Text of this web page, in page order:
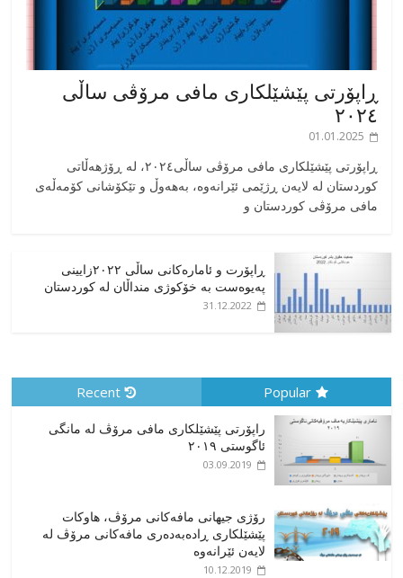
ڕاپۆرتی پێشێلکاری مافی مرۆڤی ساڵی
٢٠٢٤
01.01.2025
‎ڕاپۆرتی پێشێلکاری مافی مرۆڤی ساڵی٢٠٢٤، له ڕۆژهەڵاتی
کوردستان له لایەن ڕژێمی ئێرانەوە، بە‎هەوڵ و تێکۆشانی کۆمەڵەی
مافی مرۆڤی کوردستان و
ڕاپۆرت و ئامارەکانی ساڵی ٢٠٢٢زایینی
پەیوەست بە خۆکوژی منداڵان لە کوردستان
31.12.2022
Popular
Recent
راپۆرتی پێشێلكاری مافی مرۆڤ له‌ مانگی
ئاگوستی ٢٠١٩
03.09.2019
رۆژی جیهانی مافەکانی مرۆڤ، هاوکات
پێشێلکاری ڕادەبەدەری مافەکانی مرۆڤ لە
لایەن ئێرانەوە
10.12.2019